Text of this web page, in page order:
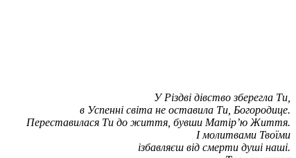
У Різдві дівство зберегла Ти,
в Успенні світа не оставила Ти, Богородице.
Переставилася Ти до життя, бувши Матір’ю Життя.
I молитвами Твоїми
ізбавляєш від смерти душі наші.